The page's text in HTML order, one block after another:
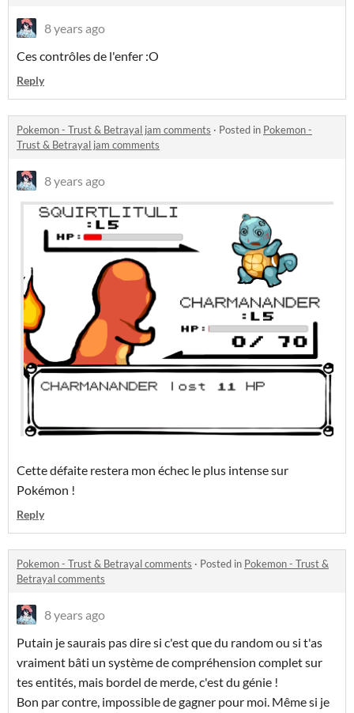
8 years ago
Ces contrôles de l'enfer :O
Reply
Pokemon - Trust & Betrayal jam comments · Posted in Pokemon -
Trust & Betrayal jam comments
8 years ago
Cette défaite restera mon échec le plus intense sur
Pokémon !
Reply
Pokemon - Trust & Betrayal comments · Posted in Pokemon - Trust &
Betrayal comments
8 years ago
Putain je saurais pas dire si c'est que du random ou si t'as
vraiment bâti un système de compréhension complet sur
tes entités, mais bordel de merde, c'est du génie !
Bon par contre, impossible de gagner pour moi. Même si je